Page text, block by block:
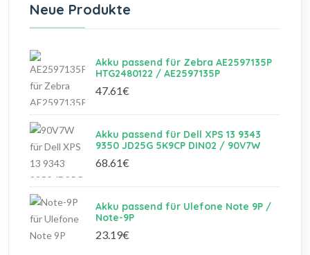
Neue Produkte
Akku passend für Zebra AE2597135P
HTG2480122 / AE2597135P
47.61€
Akku passend für Dell XPS 13 9343
9350 JD25G 5K9CP DIN02 / 90V7W
68.61€
Akku passend für Ulefone Note 9P /
Note-9P
23.19€